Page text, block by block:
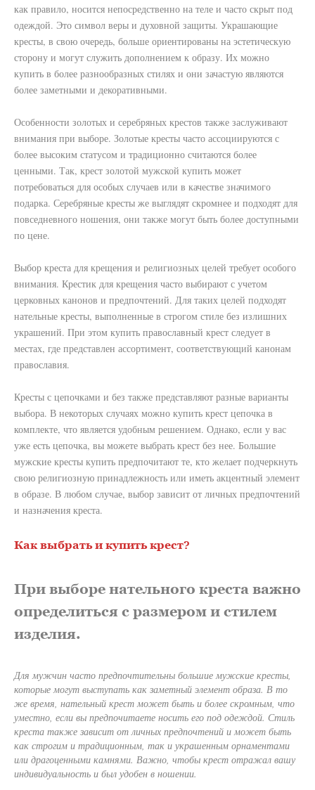
как правило, носится непосредственно на теле и часто скрыт под
одеждой. Это символ веры и духовной защиты. Украшающие
кресты, в свою очередь, больше ориентированы на эстетическую
сторону и могут служить дополнением к образу. Их можно
купить в более разнообразных стилях и они зачастую являются
более заметными и декоративными.
Особенности золотых и серебряных крестов также заслуживают
внимания при выборе. Золотые кресты часто ассоциируются с
более высоким статусом и традиционно считаются более
ценными. Так, крест золотой мужской купить может
потребоваться для особых случаев или в качестве значимого
подарка. Серебряные кресты же выглядят скромнее и подходят для
повседневного ношения, они также могут быть более доступными
по цене.
Выбор креста для крещения и религиозных целей требует особого
внимания. Крестик для крещения часто выбирают с учетом
церковных канонов и предпочтений. Для таких целей подходят
нательные кресты, выполненные в строгом стиле без излишних
украшений. При этом купить православный крест следует в
местах, где представлен ассортимент, соответствующий канонам
православия.
Кресты с цепочками и без также представляют разные варианты
выбора. В некоторых случаях можно купить крест цепочка в
комплекте, что является удобным решением. Однако, если у вас
уже есть цепочка, вы можете выбрать крест без нее. Большие
мужские кресты купить предпочитают те, кто желает подчеркнуть
свою религиозную принадлежность или иметь акцентный элемент
в образе. В любом случае, выбор зависит от личных предпочтений
и назначения креста.
Как выбрать и купить крест?
При выборе нательного креста важно
определиться с размером и стилем
изделия.
Для мужчин часто предпочтительны большие мужские кресты,
которые могут выступать как заметный элемент образа. В то
же время, нательный крест может быть и более скромным, что
уместно, если вы предпочитаете носить его под одеждой. Стиль
креста также зависит от личных предпочтений и может быть
как строгим и традиционным, так и украшенным орнаментами
или драгоценными камнями. Важно, чтобы крест отражал вашу
индивидуальность и был удобен в ношении.